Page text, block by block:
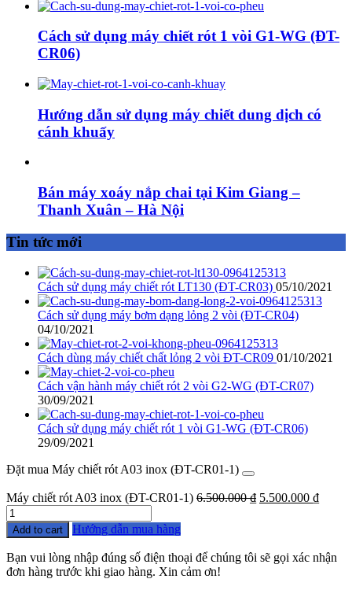
Cách sử dụng máy chiết rót 1 vòi G1-WG (ĐT-
CR06)
Hướng dẫn sử dụng máy chiết dung dịch có
cánh khuấy
Bán máy xoáy nắp chai tại Kim Giang –
Thanh Xuân – Hà Nội
Tin tức mới
Cách sử dụng máy chiết rót LT130 (ĐT-CR03) 05/10/2021
Cách sử dụng máy bơm dạng lỏng 2 vòi (ĐT-CR04)
04/10/2021
Cách dùng máy chiết chất lỏng 2 vòi ĐT-CR09 01/10/2021
Cách vận hành máy chiết rót 2 vòi G2-WG (ĐT-CR07)
30/09/2021
Cách sử dụng máy chiết rót 1 vòi G1-WG (ĐT-CR06)
29/09/2021
Đặt mua Máy chiết rót A03 inox (ĐT-CR01-1)
Máy chiết rót A03 inox (ĐT-CR01-1) 6.500.000₫ 5.500.000 ₫
Quantity
Add to cart Hướng dẫn mua hàng
Bạn vui lòng nhập đúng số điện thoại để chúng tôi sẽ gọi xác nhận
đơn hàng trước khi giao hàng. Xin cảm ơn!